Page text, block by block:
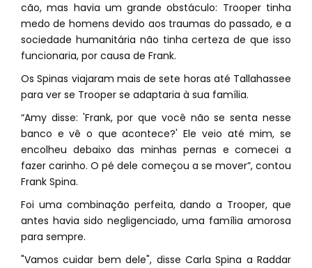
cão, mas havia um grande obstáculo: Trooper tinha
medo de homens devido aos traumas do passado, e a
sociedade humanitária não tinha certeza de que isso
funcionaria, por causa de Frank.
Os Spinas viajaram mais de sete horas até Tallahassee
para ver se Trooper se adaptaria à sua família.
“Amy disse: 'Frank, por que você não se senta nesse
banco e vê o que acontece?' Ele veio até mim, se
encolheu debaixo das minhas pernas e comecei a
fazer carinho. O pé dele começou a se mover”, contou
Frank Spina.
Foi uma combinação perfeita, dando a Trooper, que
antes havia sido negligenciado, uma família amorosa
para sempre.
"Vamos cuidar bem dele", disse Carla Spina a Raddar